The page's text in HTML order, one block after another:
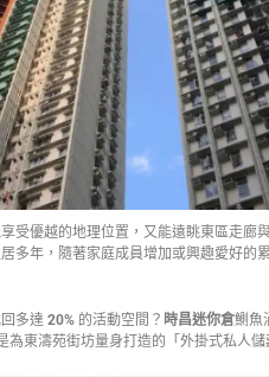
享受優越的地理位置，又能遠眺東區走廊
多年，隨著家庭成員增加或興趣愛好的
多達 20% 的活動空間？ 時昌迷你倉鰂魚
為東濤苑街坊量身打造的「外掛式私人